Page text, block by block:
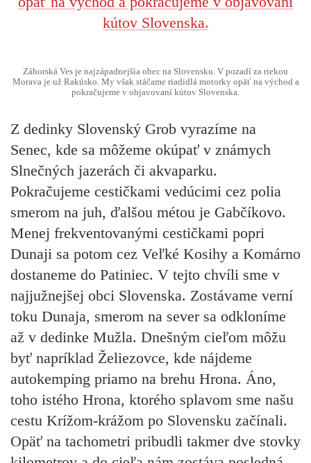
Záhorská Ves je najzápadnejšia obec na Slovensku. V pozadí za riekou
Morava je už Rakúsko. My však stáčame riadidlá motorky opäť na východ a
pokračujeme v objavovaní kútov Slovenska.
Z dedinky Slovenský Grob vyrazíme na
Senec, kde sa môžeme okúpať v známych
Slnečných jazerách či akvaparku.
Pokračujeme cestičkami vedúcimi cez polia
smerom na juh, ďalšou métou je Gabčíkovo.
Menej frekventovanými cestičkami popri
Dunaji sa potom cez Veľké Kosihy a Komárno
dostaneme do Patiniec. V tejto chvíli sme v
najjužnejšej obci Slovenska. Zostávame verní
toku Dunaja, smerom na sever sa odkloníme
až v dedinke Mužla. Dnešným cieľom môžu
byť napríklad Želiezovce, kde nájdeme
autokemping priamo na brehu Hrona. Áno,
toho istého Hrona, ktorého splavom sme našu
cestu Krížom-krážom po Slovensku začínali.
Opäť na tachometri pribudli takmer dve stovky